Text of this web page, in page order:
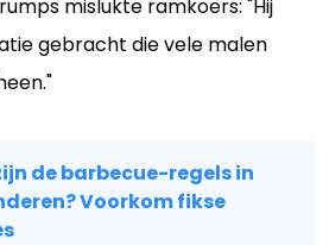
mislukte ramkoers: "Hij
gebracht die vele malen
de barbecue-regels in
Voorkom fikse